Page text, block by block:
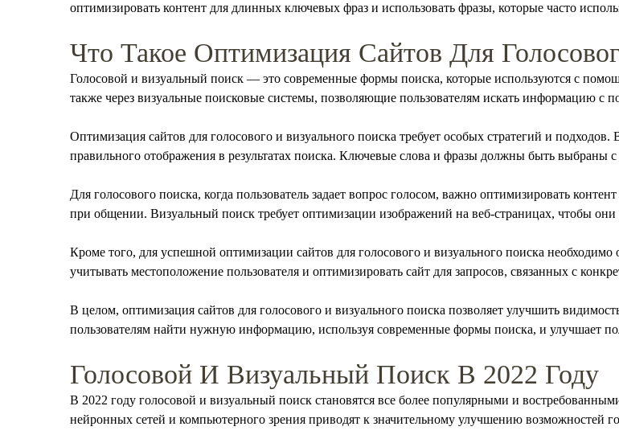
оптимизировать контент для длинных ключевых фраз и использовать фразы, которые часто
Что Такое Оптимизация Сайтов Для
Голосовой и визуальный поиск — это современные формы поиска, которые используются с
также через визуальные поисковые системы, позволяющие пользователям искать информацию с
Оптимизация сайтов для голосового и визуального поиска требует особых стратегий и
правильного отображения в результатах поиска. Ключевые слова и фразы должны быть выбраны с
Для голосового поиска, когда пользователь задает вопрос голосом, важно оптимизировать
при общении. Визуальный поиск требует оптимизации изображений на веб-страницах, чтобы они
Кроме того, для успешной оптимизации сайтов для голосового и визуального поиска
учитывать местоположение пользователя и оптимизировать сайт для запросов, связанных с
В целом, оптимизация сайтов для голосового и визуального поиска позволяет улучшить
пользователям найти нужную информацию, используя современные формы поиска, и улучшает
Голосовой И Визуальный Поиск В 2022 Году
В 2022 году голосовой и визуальный поиск становятся все более популярными и
нейронных сетей и компьютерного зрения приводят к значительному улучшению возможностей